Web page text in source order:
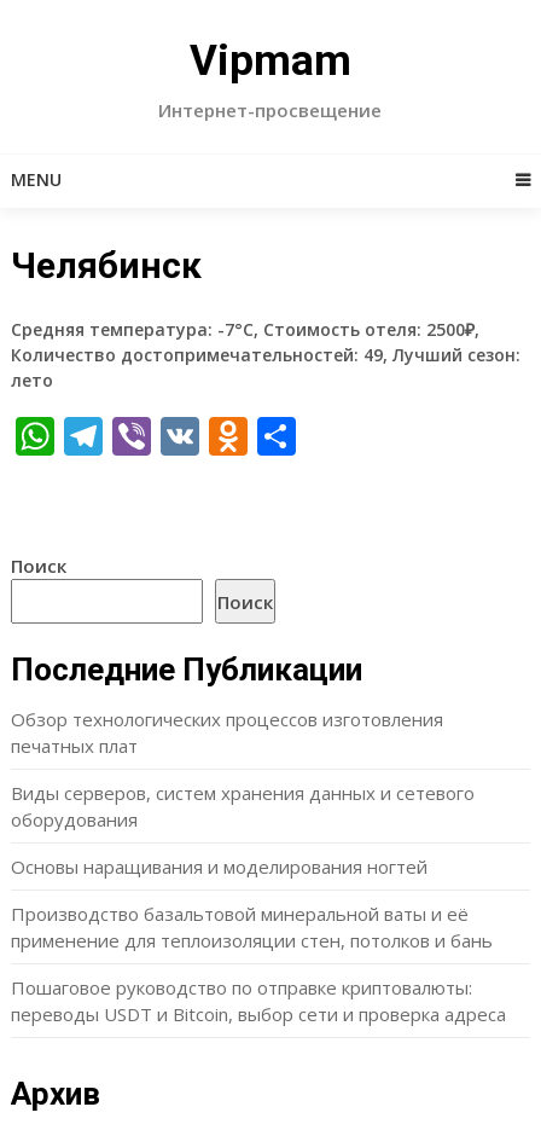
Vipmam
Интернет-просвещение
MENU
Челябинск
Средняя температура: -7°C, Стоимость отеля: 2500₽,
Количество достопримечательностей: 49, Лучший сезон:
лето
WhatsApp
Telegram
Viber
VKOdnoklassniki
Отправить
Поиск
Поиск
Последние Публикации
Обзор технологических процессов изготовления
печатных плат
Виды серверов, систем хранения данных и сетевого
оборудования
Основы наращивания и моделирования ногтей
Производство базальтовой минеральной ваты и её
применение для теплоизоляции стен, потолков и бань
Пошаговое руководство по отправке криптовалюты:
переводы USDT и Bitcoin, выбор сети и проверка адреса
Архив